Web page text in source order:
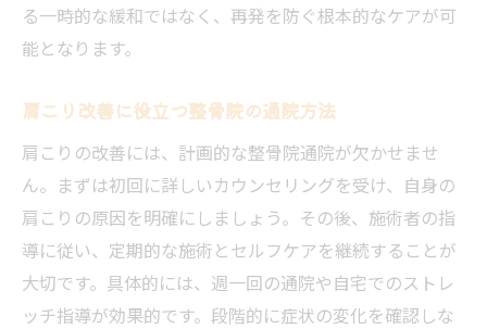
る一時的な緩和ではなく、再発を防ぐ根本的なケアが可
能となります。
肩こり改善に役立つ整骨院の通院方法
肩こりの改善には、計画的な整骨院通院が欠かせませ
ん。まずは初回に詳しいカウンセリングを受け、自身の
肩こりの原因を明確にしましょう。その後、施術者の指
導に従い、定期的な施術とセルフケアを継続することが
大切です。具体的には、週一回の通院や自宅でのストレ
ッチ指導が効果的です。段階的に症状の変化を確認しな